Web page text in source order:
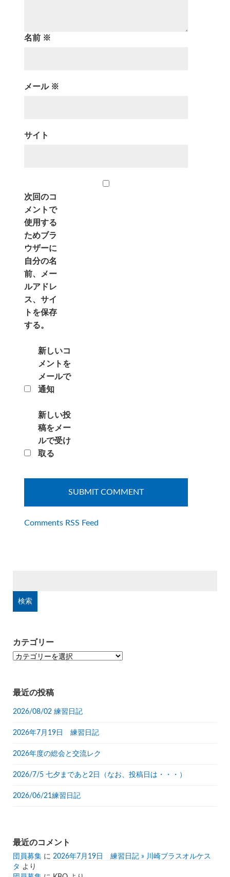
名前 ※
メール ※
サイト
次回のコ
メントで
使用する
ためブラ
ウザーに
自分の名
前、メー
ルアドレ
ス、サイ
トを保存
する。
新しいコ
メントを
メールで
通知
新しい投
稿をメー
ルで受け
取る
Comments RSS Feed
カテゴリー
カ
リ
ー
最近の投稿
2026/08/02 練習日記
2026年7月19日 練習日記
2026年度の総会と交流レク
2026/7/5 七夕まであと2日（なお、投稿日は・・・）
2026/06/21練習日記
最近のコメント
団員募集 に 2026年7月19日 練習日記 » 川崎ブラスオルケス
タ より